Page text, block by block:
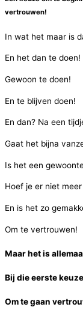
vertrouwen!
In wat het maar is
En het dan te doen!
Gewoon te doen!
En te blijven doen!
En dan? Na een
Gaat het bijna
Is het een
Hoef je er niet
En is het zo
Om te vertrouwen!
Maar het is
Bij die eerste
Om te gaan